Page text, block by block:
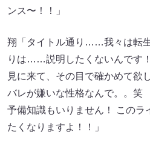
ンス〜！！」
翔「タイトル通り……我々は転
りは……説明したくないんです！
見に来て、その目で確かめて
バレが嫌いな性格なんで。。笑
予備知識もいりません！ このラ
たくなりますよ！！」